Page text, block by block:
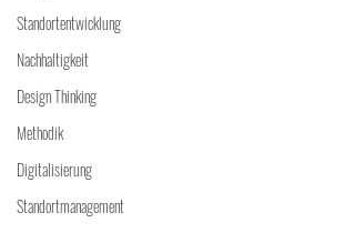
Standortentwicklung
Nachhaltigkeit
Design Thinking
Methodik
Digitalisierung
Standortmanagement